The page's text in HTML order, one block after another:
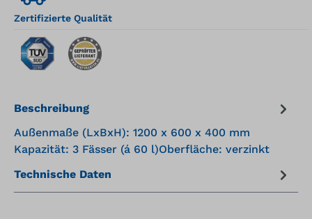
Zertifizierte Qualität
Beschreibung
Außenmaße (LxBxH): 1200 x 600 x 400 mm
Kapazität: 3 Fässer (á 60 l)Oberfläche: verzinkt
Technische Daten